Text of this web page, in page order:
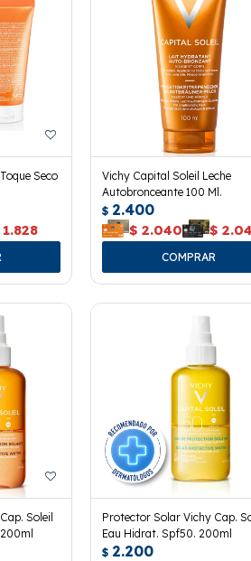
Seco
1.828
Vichy Capital Soleil Leche
Autobronceante 100 Ml.
$ 2.400
$ 2.040 $
Soleil
Protector Solar Vichy Cap.
Eau Hidrat. Spf50. 200ml
$ 2.200